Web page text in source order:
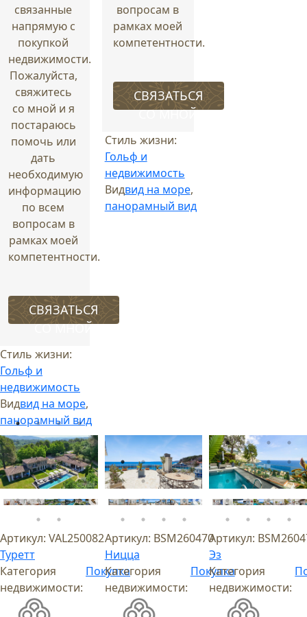
связанные
напрямую с
покупкой
недвижимости.
Пожалуйста,
свяжитесь
со мной и я
постараюсь
помочь или
дать
необходимую
информацию
по всем
вопросам в
рамках моей
компетентности.
СВЯЗАТЬСЯ
СО МНОЙ
Стиль жизни:
Гольф и
недвижимость
Видвид на море,
панорамный вид
вопросам в
рамках моей
компетентности.
СВЯЗАТЬСЯ
СО МНОЙ
Стиль жизни:
Гольф и
недвижимость
Видвид на море,
панорамный вид
Артикул: VAL250082
Туретт
Категория
недвижимости:
Покупка
Артикул: BSM260470
Ницца
Категория
недвижимости:
Покупка
Артикул:
Эз
Категория
недвижимости: